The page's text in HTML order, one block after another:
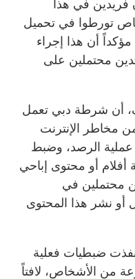
فريدين في هذا
تورطوا في تحميل
أن هذا إجراء
محتملين على
أن شرطة دبي تعمل
مخاطر الإنترنت
عملية الرصد، وضبط
أو محتوى إباحي
محتملين في
أو نشر هذا المحتوى
نفذت ضبطيات فعلية
من الأشخاص، لافتاً